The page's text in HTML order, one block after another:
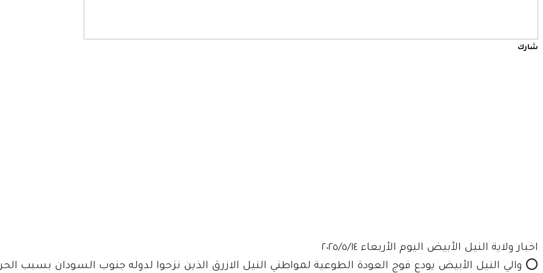
شارك
اخبار ولاية النيل الأبيض اليوم الأربعاء ٢٠٢٥/٥/١٤
⭕ والي النيل الأبيض يودع فوج العودة الطوعية لمواطني النيل الازرق الذين نزحوا لدوله جنوب السودان بسبب